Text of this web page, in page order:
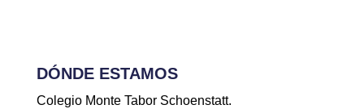
DÓNDE ESTAMOS
Colegio Monte Tabor Schoenstatt.